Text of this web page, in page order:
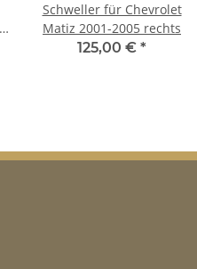
Schweller für Chevrolet
Matiz 2001-2005 rechts
125,00 € *